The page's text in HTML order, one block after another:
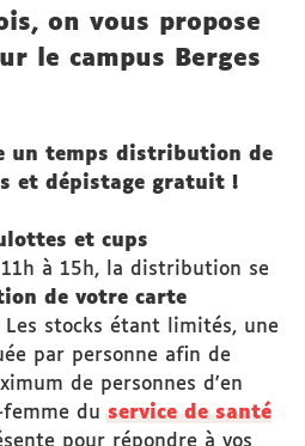
on vous propose
le campus Berges
un temps distribution de
et dépistage gratuit !
et cups
à 15h, la distribution se
de votre carte
Les stocks étant limités, une
par personne afin de
de personnes d'en
femme du service de santé
pour répondre à vos